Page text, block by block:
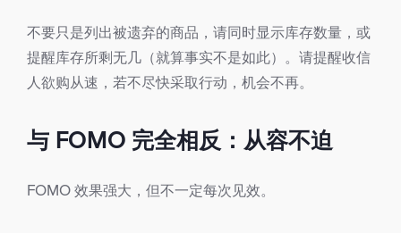
不要只是列出被遗弃的商品，请同时显示库存数量，或
提醒库存所剩无几（就算事实不是如此）。请提醒收信
人欲购从速，若不尽快采取行动，机会不再。
与 FOMO 完全相反：从容不迫
FOMO 效果强大，但不一定每次见效。